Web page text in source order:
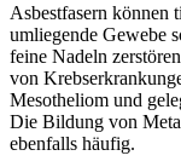
Asbestfasern können
umliegende Gewebe
feine Nadeln
von
Mesotheliom und
Die Bildung von
ebenfalls häufig.